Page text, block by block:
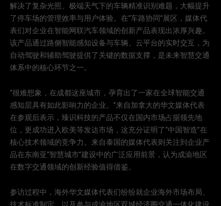
解决了复杂光照、极端天气下的车辆精准识别难题，大幅提升
了停车场的管理效率与用户体验。在“车路协同”展区，媒体代
表们对企业在智能网联汽车领域的创新产品表现出浓厚兴趣。
该产品通过路侧智能感知设备与车辆、云平台的实时交互，为
自动驾驶和辅助驾驶提供了关键的数据支撑，是未来智慧交通
体系中的核心环节之一。
“很难想象，在成都这座城市，孕育出了一家在全球智能交通
感知层具有如此影响力的企业。”来自加拿大的华文媒体代表
在参观后表示，臻识科技的产品不仅在国内市场占据领先地
位，更成功进入欧美等发达市场，这充分证明了“中国智造”在
核心技术领域的竞争力。来自泰国的媒体代表则关注到企业产
品在东南亚“智慧城市”建设中的广泛应用前景，认为成渝地区
在数字交通领域的创新经验值得借鉴。
参访过程中，海外华文媒体代表们纷纷就企业海外市场布局、